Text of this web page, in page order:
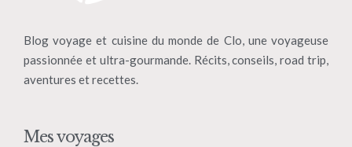
Blog voyage et cuisine du monde de Clo, une voyageuse
passionnée et ultra-gourmande. Récits, conseils, road trip,
aventures et recettes.
Mes voyages